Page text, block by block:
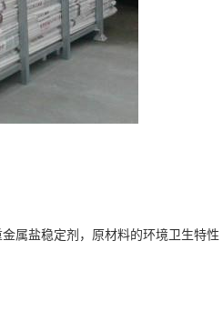
属盐稳定剂，原材料的环境卫生特性